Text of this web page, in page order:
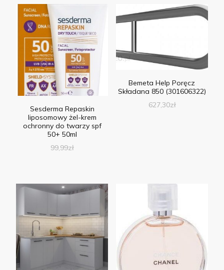
Sesderma Repaskin
liposomowy żel-krem
ochronny do twarzy spf
50+ 50ml
99,99zł
Bemeta Help Poręcz
Składana 850 (301606322)
627,30zł